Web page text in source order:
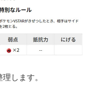
します。